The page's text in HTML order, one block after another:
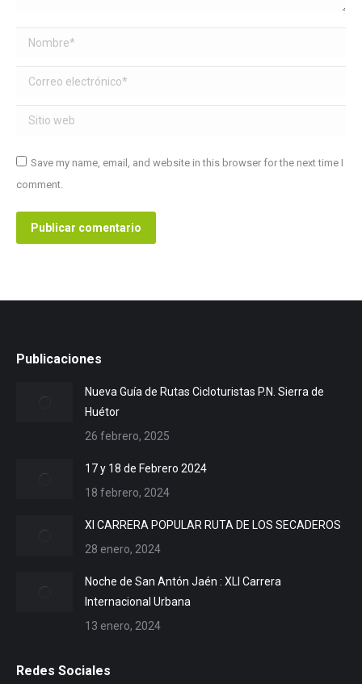
Nombre *
Correo electrónico *
Sitio web
Save my name, email, and website in this browser for the next time I
comment.
Publicar comentario
Publicaciones
Nueva Guía de Rutas Cicloturistas P.N. Sierra de
Huétor
26 febrero, 2025
17 y 18 de Febrero 2024
18 febrero, 2024
XI CARRERA POPULAR RUTA DE LOS SECADEROS
28 enero, 2024
Noche de San Antón Jaén : XLI Carrera
Internacional Urbana
13 enero, 2024
Redes Sociales